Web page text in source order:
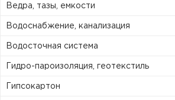
Ведра, тазы, емкости
Водоснабжение, канализация
Водосточная система
Гидро-пароизоляция, геотекстиль
Гипсокартон